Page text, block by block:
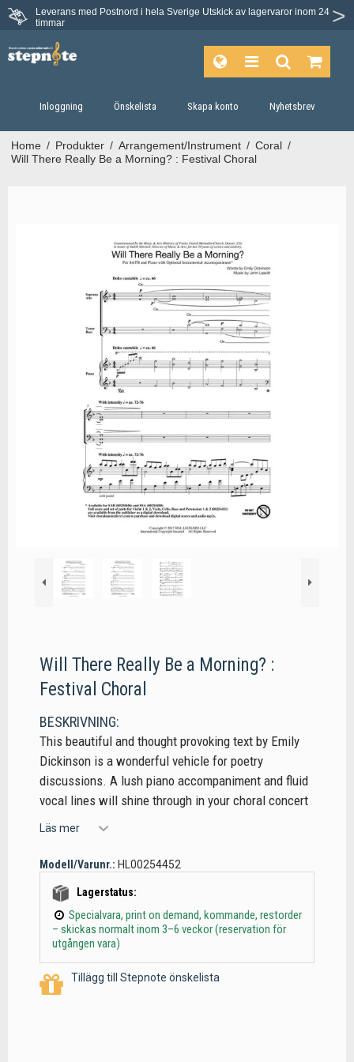
Leverans med Postnord i hela Sverige Utskick av lagervaror inom 24
timmar
Inloggning Önskelista Skapa konto Nyhetsbrev
Home / Produkter / Arrangement/Instrument / Coral /
Will There Really Be a Morning? : Festival Choral
Will There Really Be a Morning? :
Festival Choral
BESKRIVNING:
This beautiful and thought provoking text by Emily
Dickinson is a wonderful vehicle for poetry
discussions. A lush piano accompaniment and fluid
vocal lines will shine through in your choral concert
Läs mer
Modell/Varunr.: HL00254452
Lagerstatus:
Specialvara, print on demand, kommande, restorder
– skickas normalt inom 3–6 veckor (reservation för
utgången vara)
Tillägg till Stepnote önskelista